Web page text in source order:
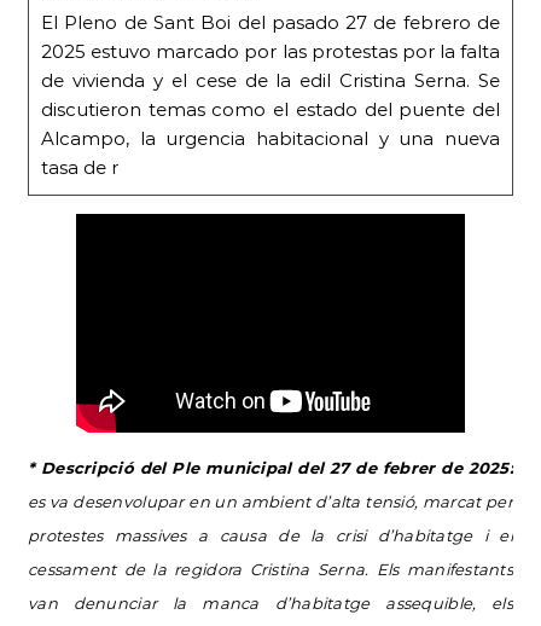
El Pleno de Sant Boi del pasado 27 de febrero de
2025 estuvo marcado por las protestas por la falta
de vivienda y el cese de la edil Cristina Serna. Se
discutieron temas como el estado del puente del
Alcampo, la urgencia habitacional y una nueva
tasa de r
* Descripció del Ple municipal del 27 de febrer de 2025:
es va desenvolupar en un ambient d’alta tensió, marcat per
protestes massives a causa de la crisi d’habitatge i el
cessament de la regidora Cristina Serna. Els manifestants
van denunciar la manca d’habitatge assequible, els